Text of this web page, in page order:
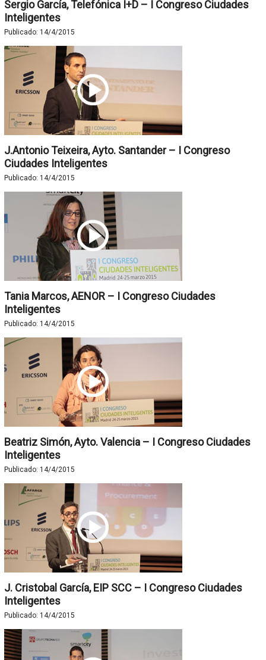
Sergio García, Telefónica I+D – I Congreso Ciudades
Inteligentes
Publicado: 14/4/2015
J.Antonio Teixeira, Ayto. Santander – I Congreso
Ciudades Inteligentes
Publicado: 14/4/2015
Tania Marcos, AENOR – I Congreso Ciudades
Inteligentes
Publicado: 14/4/2015
Beatriz Simón, Ayto. Valencia – I Congreso Ciudades
Inteligentes
Publicado: 14/4/2015
J. Cristobal García, EIP SCC – I Congreso Ciudades
Inteligentes
Publicado: 14/4/2015